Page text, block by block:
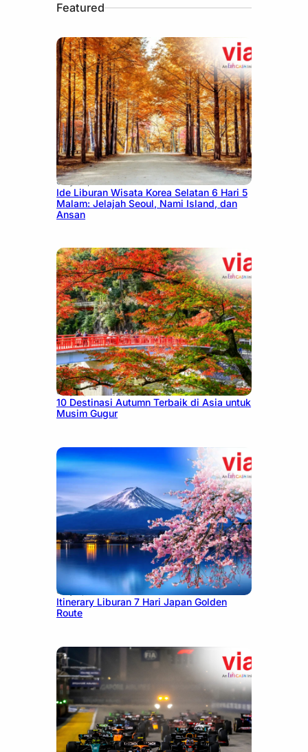
Featured
July 15, 2026
Ide Liburan Wisata Korea Selatan 6 Hari 5
Malam: Jelajah Seoul, Nami Island, dan
Ansan
July 9, 2026
10 Destinasi Autumn Terbaik di Asia untuk
Musim Gugur
July 7, 2026
Itinerary Liburan 7 Hari Japan Golden
Route